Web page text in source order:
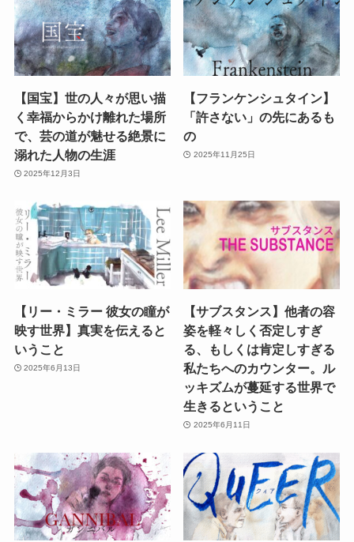
【国宝】世の人々が思い描
く幸福からかけ離れた場所
で、芸の道が魅せる絶景に
溺れた人物の生涯
2025年12月3日
【フランケンシュタイン】
「許さない」の先にあるも
の
2025年11月25日
【リー・ミラー 彼女の瞳が
映す世界】真実を伝えると
いうこと
2025年6月13日
【サブスタンス】他者の容
姿を軽々しく否定しすぎ
る、もしくは肯定しすぎる
私たちへのカウンター。ル
ッキズムが蔓延する世界で
生きるということ
2025年6月11日